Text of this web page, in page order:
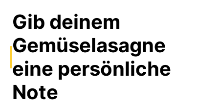
Gib deinem
Gemüselasagne
eine persönliche
Note